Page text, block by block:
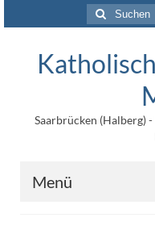
Suchen
nach:
Saarbrücken (Halberg)
Menü